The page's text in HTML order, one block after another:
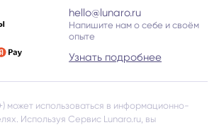
hello@lunaro.ru
Напишите нам о себе и своём
опыте
Узнать подробнее
может использоваться в информационно-
Используя Сервис Lunaro.ru, вы